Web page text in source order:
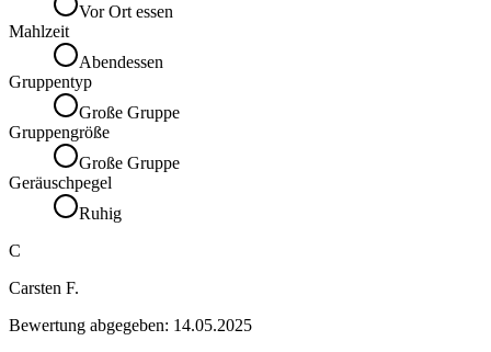
Vor Ort essen
Mahlzeit
Abendessen
Gruppentyp
Große Gruppe
Gruppengröße
Große Gruppe
Geräuschpegel
Ruhig
C
Carsten F.
Bewertung abgegeben: 14.05.2025